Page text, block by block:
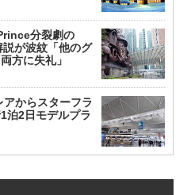
分裂劇の
が波紋「他のグ
方に失礼」
からスターフラ
泊2日モデルプラ